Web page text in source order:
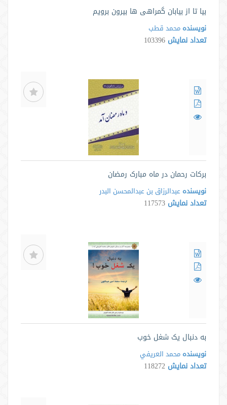
بیا تا از بیابان گمراهی ها بیرون برویم
نویسنده محمد قطب
تعداد نمایش 103396
برکات رحمان در ماه مبارک رمضان
نویسنده عبدالرزاق بن عبدالمحسن البدر
تعداد نمایش 117573
به دنبال یک شغل خوب
نویسنده محمد العريفي
تعداد نمایش 118272